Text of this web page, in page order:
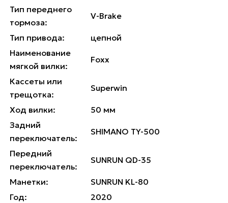
Тип переднего
тормоза:
V-Brake
Тип привода:
цепной
Наименование
мягкой вилки:
Foxx
Кассеты или
трещотка:
Superwin
Ход вилки:
50 мм
Задний
переключатель:
SHIMANO TY-500
Передний
переключатель:
SUNRUN QD-35
Манетки:
SUNRUN KL-80
Год:
2020